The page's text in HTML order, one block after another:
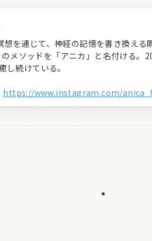
想を通じて、神経の記憶を書き換え
メソッドを「アニカ」と名付ける。
し続けている。
https://www.instagram.com/